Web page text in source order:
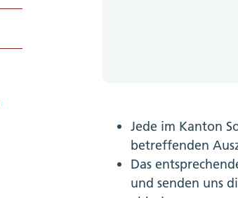
Jede im Kanton
betreffenden
Das
und senden uns